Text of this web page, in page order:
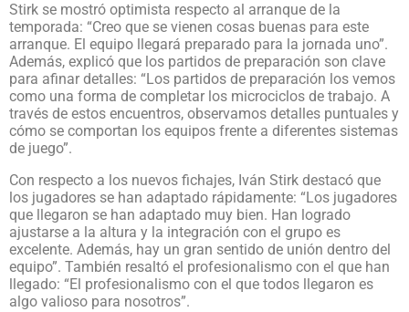
Stirk se mostró optimista respecto al arranque de la
temporada: “Creo que se vienen cosas buenas para este
arranque. El equipo llegará preparado para la jornada uno”.
Además, explicó que los partidos de preparación son clave
para afinar detalles: “Los partidos de preparación los vemos
como una forma de completar los microciclos de trabajo. A
través de estos encuentros, observamos detalles puntuales y
cómo se comportan los equipos frente a diferentes sistemas
de juego”.
Con respecto a los nuevos fichajes, Iván Stirk destacó que
los jugadores se han adaptado rápidamente: “Los jugadores
que llegaron se han adaptado muy bien. Han logrado
ajustarse a la altura y la integración con el grupo es
excelente. Además, hay un gran sentido de unión dentro del
equipo”. También resaltó el profesionalismo con el que han
llegado: “El profesionalismo con el que todos llegaron es
algo valioso para nosotros”.